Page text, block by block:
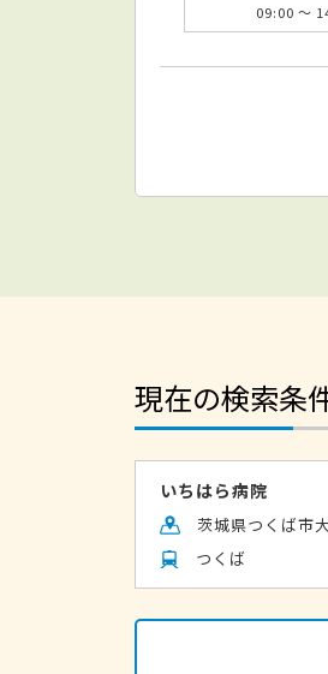
09:00 ～
現在の検索条
いちはら病院
茨城県つくば市
つくば